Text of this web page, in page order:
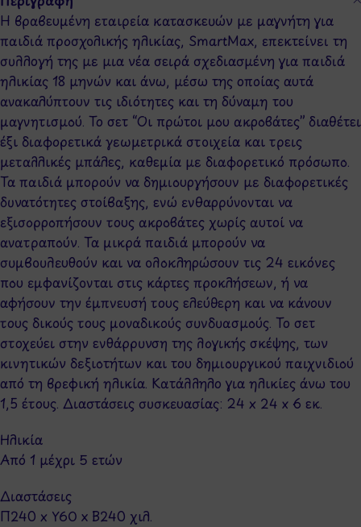
Η βραβευμένη εταιρεία κατασκευών με μαγνήτη για
παιδιά προσχολικής ηλικίας, SmartMax, επεκτείνει τη
συλλογή της με μια νέα σειρά σχεδιασμένη για παιδιά
ηλικίας 18 μηνών και άνω, μέσω της οποίας αυτά
ανακαλύπτουν τις ιδιότητες και τη δύναμη του
μαγνητισμού. Το σετ “Οι πρώτοι μου ακροβάτες” διαθέτει
έξι διαφορετικά γεωμετρικά στοιχεία και τρεις
μεταλλικές μπάλες, καθεμία με διαφορετικό πρόσωπο.
Τα παιδιά μπορούν να δημιουργήσουν με διαφορετικές
δυνατότητες στοίβαξης, ενώ ενθαρρύνονται να
εξισορροπήσουν τους ακροβάτες χωρίς αυτοί να
ανατραπούν. Τα μικρά παιδιά μπορούν να
συμβουλευθούν και να ολοκληρώσουν τις 24 εικόνες
που εμφανίζονται στις κάρτες προκλήσεων, ή να
αφήσουν την έμπνευσή τους ελεύθερη και να κάνουν
τους δικούς τους μοναδικούς συνδυασμούς. Το σετ
στοχεύει στην ενθάρρυνση της λογικής σκέψης, των
κινητικών δεξιοτήτων και του δημιουργικού παιχνιδιού
από τη βρεφική ηλικία. Κατάλληλο για ηλικίες άνω του
1,5 έτους. Διαστάσεις συσκευασίας: 24 x 24 x 6 εκ.
Ηλικία
Από 1 μέχρι 5 ετών
Διαστάσεις
Π240 x Y60 x Β240 χιλ.